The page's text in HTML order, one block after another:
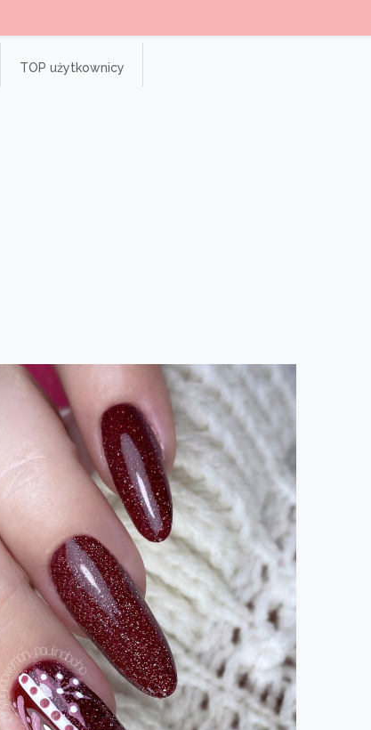
TOP użytkownicy